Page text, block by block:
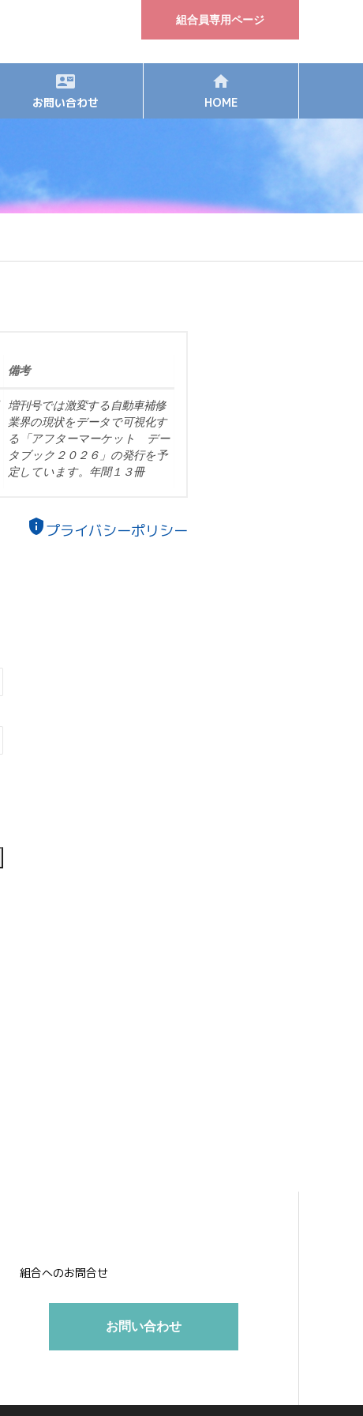
組合員専用ページ
お問い合わせ HOME
備考
増刊号では激変する自動車補修
業界の現状をデータで可視化す
る「アフターマーケット デー
タブック２０２６」の発行を予
定しています。年間１３冊
privacy_tipプライバシーポリシー
組合へのお問合せ
お問い合わせ